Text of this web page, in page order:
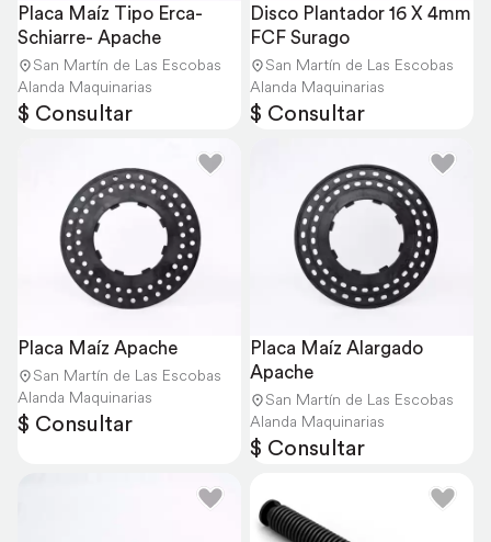
Placa Maíz Tipo Erca-
Schiarre- Apache
San Martín de Las Escobas
Alanda Maquinarias
$ Consultar
Disco Plantador 16 X 4mm
FCF Surago
San Martín de Las Escobas
Alanda Maquinarias
$ Consultar
Placa Maíz Apache
San Martín de Las Escobas
Alanda Maquinarias
$ Consultar
Placa Maíz Alargado
Apache
San Martín de Las Escobas
Alanda Maquinarias
$ Consultar